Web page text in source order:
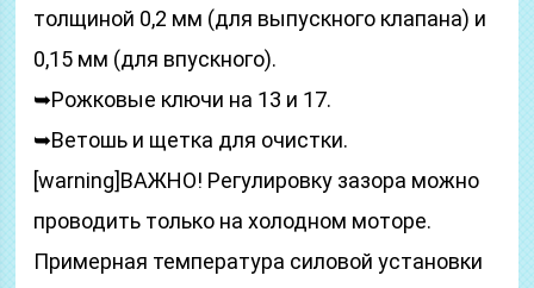
толщиной 0,2 мм (для выпускного клапана) и
0,15 мм (для впускного).
➥Рожковые ключи на 13 и 17.
➥Ветошь и щетка для очистки.
[warning]ВАЖНО! Регулировку зазора можно
проводить только на холодном моторе.
Примерная температура силовой установки